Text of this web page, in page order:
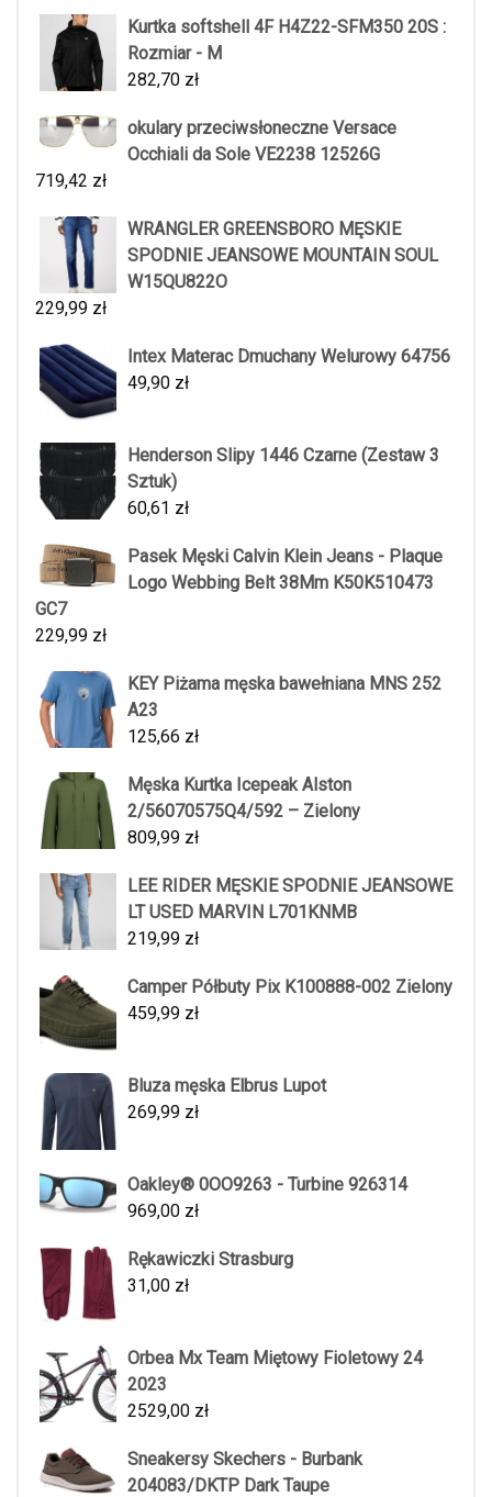
Kurtka softshell 4F H4Z22-SFM350 20S :
Rozmiar - M
282,70 zł
okulary przeciwsłoneczne Versace
Occhiali da Sole VE2238 12526G
719,42 zł
WRANGLER GREENSBORO MĘSKIE
SPODNIE JEANSOWE MOUNTAIN SOUL
W15QU822O
229,99 zł
Intex Materac Dmuchany Welurowy 64756
49,90 zł
Henderson Slipy 1446 Czarne (Zestaw 3
Sztuk)
60,61 zł
Pasek Męski Calvin Klein Jeans - Plaque
Logo Webbing Belt 38Mm K50K510473
GC7
229,99 zł
KEY Piżama męska bawełniana MNS 252
A23
125,66 zł
Męska Kurtka Icepeak Alston
2/56070575Q4/592 – Zielony
809,99 zł
LEE RIDER MĘSKIE SPODNIE JEANSOWE
LT USED MARVIN L701KNMB
219,99 zł
Camper Półbuty Pix K100888-002 Zielony
459,99 zł
Bluza męska Elbrus Lupot
269,99 zł
Oakley® 0OO9263 - Turbine 926314
969,00 zł
Rękawiczki Strasburg
31,00 zł
Orbea Mx Team Miętowy Fioletowy 24
2023
2529,00 zł
Sneakersy Skechers - Burbank
204083/DKTP Dark Taupe